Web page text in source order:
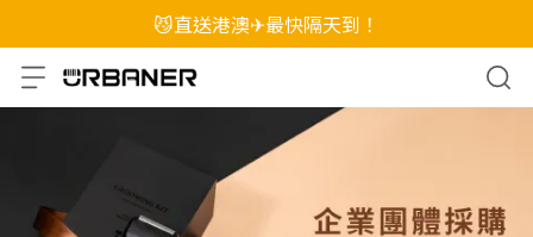
😼直送港澳✈最快隔天到！